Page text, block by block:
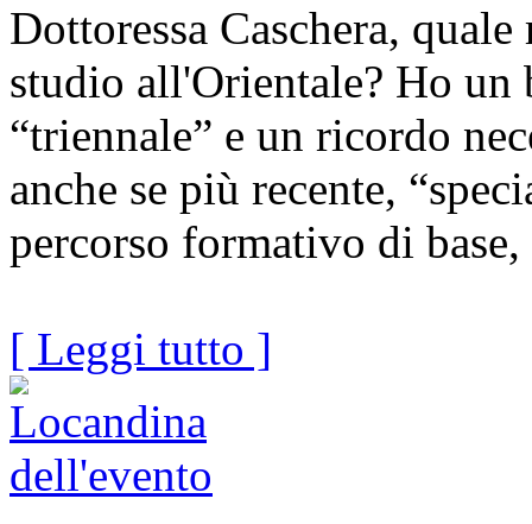
Dottoressa Caschera,
studio all'Orientale? Ho
“triennale” e un ricordo
anche se più recente,
percorso formativo di
[ Leggi tutto ]